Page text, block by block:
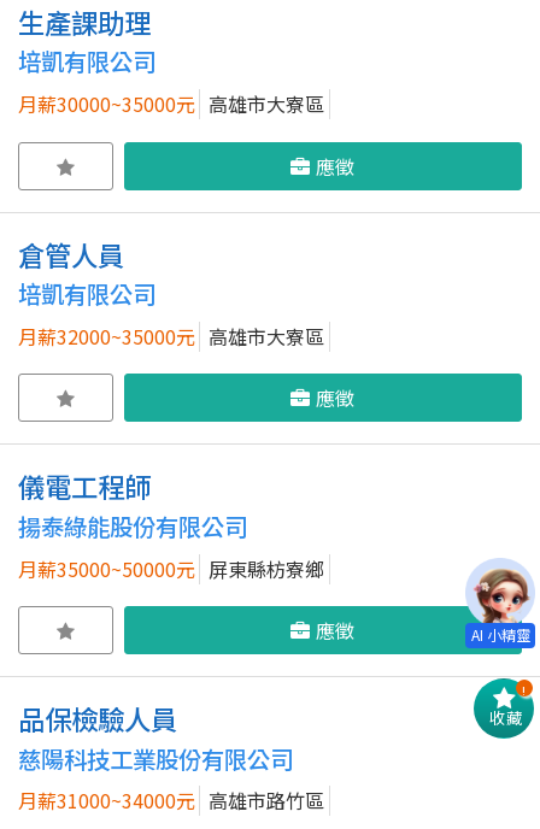
生產課助理
培凱有限公司
月薪30000~35000元 高雄市大寮區
應徵
倉管人員
培凱有限公司
月薪32000~35000元 高雄市大寮區
應徵
儀電工程師
揚泰綠能股份有限公司
月薪35000~50000元 屏東縣枋寮鄉
應徵
品保檢驗人員
慈陽科技工業股份有限公司
月薪31000~34000元 高雄市路竹區
收藏
!